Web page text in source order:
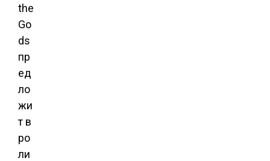
the
Go
ds
пр
ед
ло
жи
т в
ро
ли